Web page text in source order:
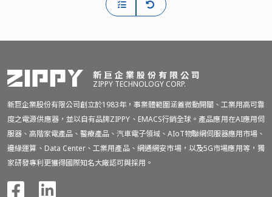
新巨企業股份有限公司
ZIPPY TECHNOLOGY CORP.
新巨企業股份有限公司創立於1983年，事業體範圍涵蓋微動開關、工業用高可靠
度之電源供應器，並以自有品牌ZIPPY、EMACS行銷全球。產品應用在AI應用伺
服器、高階家電產品、醫療產品、汽車電子領域、AIoT物聯網伺服器應用市場、
邊緣運算、Data Center、工業用產品、網通網安市場，以及5G市場應用等，獨
家研發專利更獲得國際知名大廠認可與採用。